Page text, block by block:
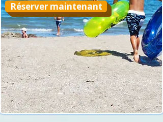
Réserver maintenant